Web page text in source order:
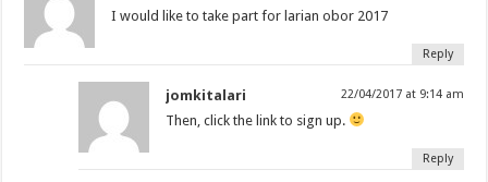
I would like to take part for larian obor 2017
Reply
jomkitalari 22/04/2017 at 9:14 am
Then, click the link to sign up.
Reply